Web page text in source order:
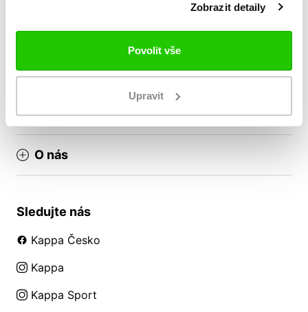
Zobrazit detaily
Povolit vše
Upravit
VRÁCENÍ ZBOŽÍ / REKLAMACE
O nás
Sledujte nás
Kappa Česko
Kappa
Kappa Sport